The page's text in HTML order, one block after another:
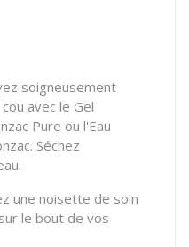
soigneusement
avec le Gel
Pure ou l'Eau
Séchez
une noisette de soin
le bout de vos